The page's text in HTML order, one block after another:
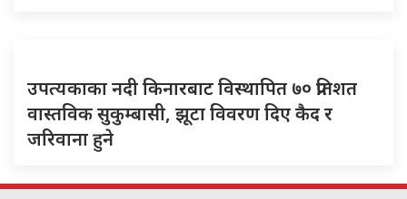
उपत्यकाका नदी किनारबाट विस्थापित ७० प्रतिशत
वास्तविक सुकुम्बासी, झूटा विवरण दिए कैद र
जरिवाना हुने